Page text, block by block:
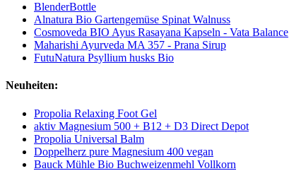
BlenderBottle
Alnatura Bio Gartengemüse Spinat Walnuss
Cosmoveda BIO Ayus Rasayana Kapseln - Vata Balance
Maharishi Ayurveda MA 357 - Prana Sirup
FutuNatura Psyllium husks Bio
Neuheiten:
Propolia Relaxing Foot Gel
aktiv Magnesium 500 + B12 + D3 Direct Depot
Propolia Universal Balm
Doppelherz pure Magnesium 400 vegan
Bauck Mühle Bio Buchweizenmehl Vollkorn